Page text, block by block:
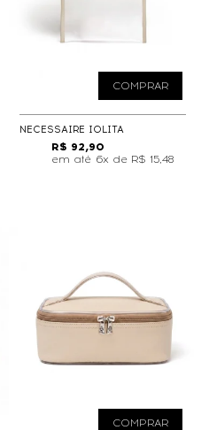
COMPRAR
NECESSAIRE IOLITA
R$ 92,90
6x de R$ 15,48
COMPRAR